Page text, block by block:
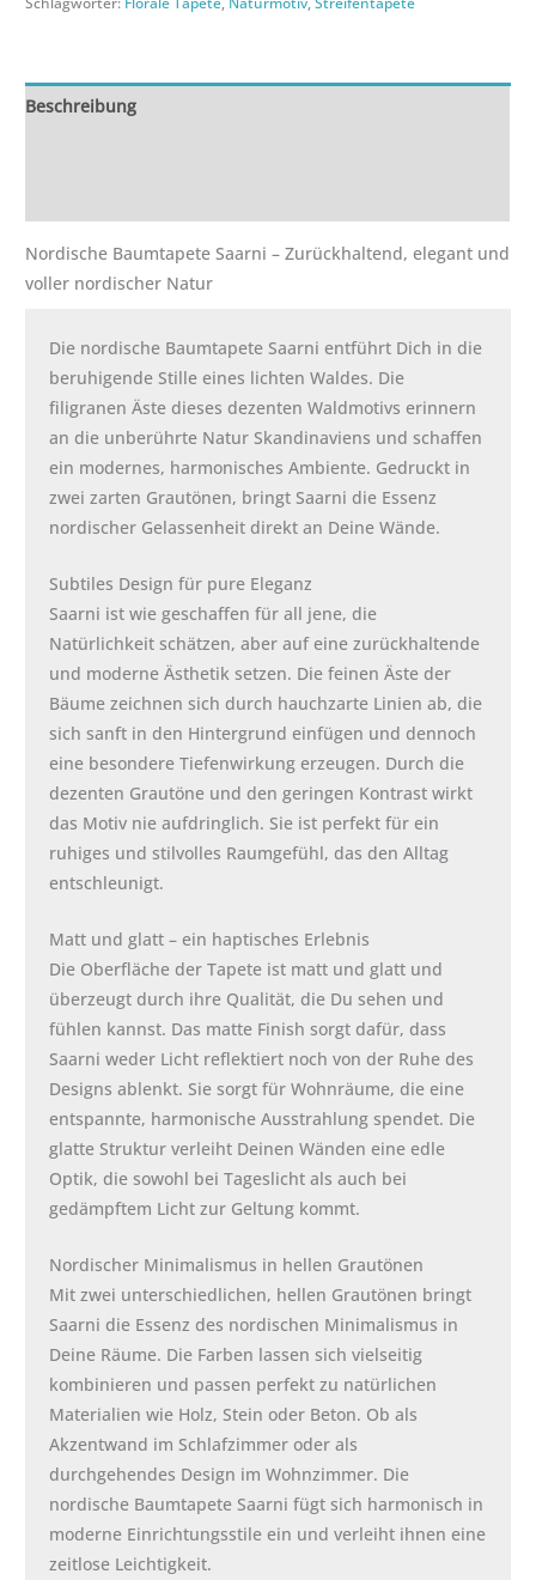
Beschreibung
Nordische Baumtapete Saarni – Zurückhaltend, elegant und
voller nordischer Natur
Die nordische Baumtapete Saarni entführt Dich in die
beruhigende Stille eines lichten Waldes. Die
filigranen Äste dieses dezenten Waldmotivs erinnern
an die unberührte Natur Skandinaviens und schaffen
ein modernes, harmonisches Ambiente. Gedruckt in
zwei zarten Grautönen, bringt Saarni die Essenz
nordischer Gelassenheit direkt an Deine Wände.
Subtiles Design für pure Eleganz
Saarni ist wie geschaffen für all jene, die
Natürlichkeit schätzen, aber auf eine zurückhaltende
und moderne Ästhetik setzen. Die feinen Äste der
Bäume zeichnen sich durch hauchzarte Linien ab, die
sich sanft in den Hintergrund einfügen und dennoch
eine besondere Tiefenwirkung erzeugen. Durch die
dezenten Grautöne und den geringen Kontrast wirkt
das Motiv nie aufdringlich. Sie ist perfekt für ein
ruhiges und stilvolles Raumgefühl, das den Alltag
entschleunigt.
Matt und glatt – ein haptisches Erlebnis
Die Oberfläche der Tapete ist matt und glatt und
überzeugt durch ihre Qualität, die Du sehen und
fühlen kannst. Das matte Finish sorgt dafür, dass
Saarni weder Licht reflektiert noch von der Ruhe des
Designs ablenkt. Sie sorgt für Wohnräume, die eine
entspannte, harmonische Ausstrahlung spendet. Die
glatte Struktur verleiht Deinen Wänden eine edle
Optik, die sowohl bei Tageslicht als auch bei
gedämpftem Licht zur Geltung kommt.
Nordischer Minimalismus in hellen Grautönen
Mit zwei unterschiedlichen, hellen Grautönen bringt
Saarni die Essenz des nordischen Minimalismus in
Deine Räume. Die Farben lassen sich vielseitig
kombinieren und passen perfekt zu natürlichen
Materialien wie Holz, Stein oder Beton. Ob als
Akzentwand im Schlafzimmer oder als
durchgehendes Design im Wohnzimmer. Die
nordische Baumtapete Saarni fügt sich harmonisch in
moderne Einrichtungsstile ein und verleiht ihnen eine
zeitlose Leichtigkeit.